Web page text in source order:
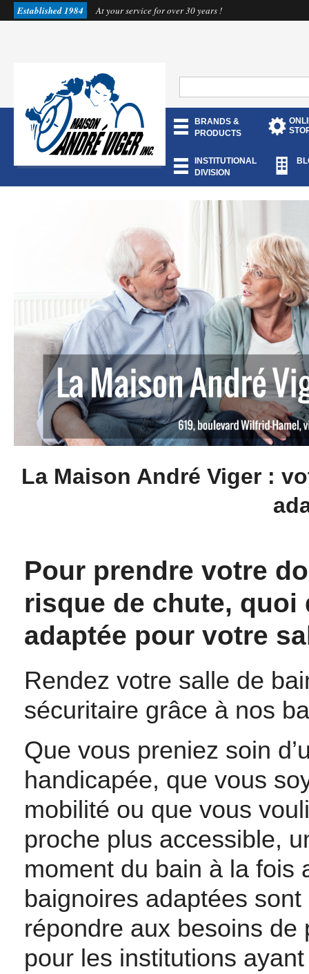
Established 1984 At your service for over 30 years !
BRANDS &
PRODUCTS
INSTITUTIONAL
DIVISION
La Maison André Viger :
Pour prendre votre
risque de chute, quoi
adaptée pour votre
Rendez votre salle de
sécuritaire grâce à nos
Que vous preniez soin
handicapée, que vous
mobilité ou que vous
proche plus accessible,
moment du bain à la fois
baignoires adaptées
répondre aux besoins
pour les institutions